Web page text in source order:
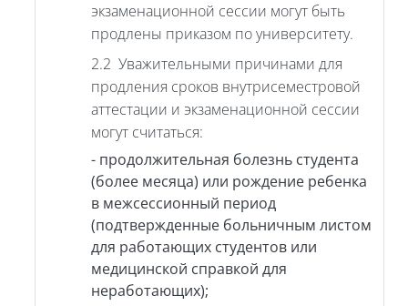
экзаменационной сессии могут быть
продлены приказом по университету.
2.2 Уважительными причинами для
продления сроков внутрисеместровой
аттестации и экзаменационной сессии
могут считаться:
- продолжительная болезнь студента
(более месяца) или рождение ребенка
в межсессионный период
(подтвержденные больничным листом
для работающих студентов или
медицинской справкой для
неработающих);